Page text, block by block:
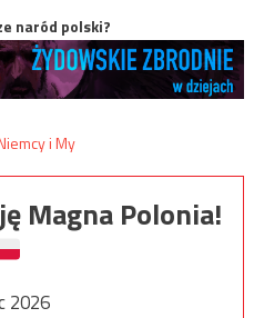
naród polski?
Magna Polonia!
2026